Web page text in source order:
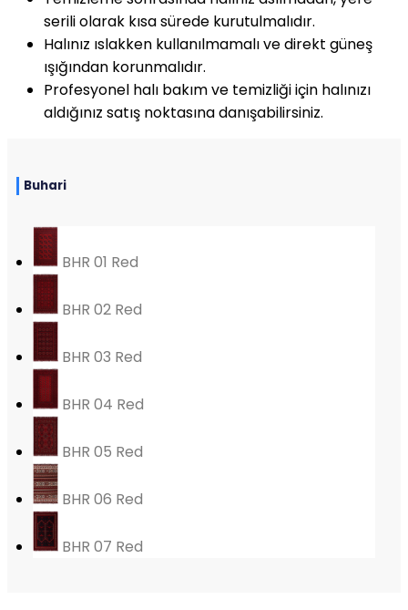
serili olarak kısa sürede kurutulmalıdır.
Halınız ıslakken kullanılmamalı ve direkt güneş
ışığından korunmalıdır.
Profesyonel halı bakım ve temizliği için halınızı
aldığınız satış noktasına danışabilirsiniz.
Buhari
BHR 01 Red
BHR 02 Red
BHR 03 Red
BHR 04 Red
BHR 05 Red
BHR 06 Red
BHR 07 Red